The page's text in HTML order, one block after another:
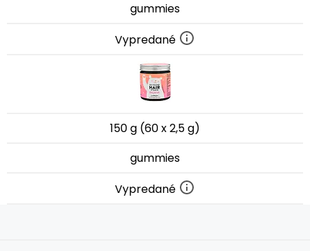
gummies
Vypredané
150 g (60 x 2,5 g)
gummies
Vypredané